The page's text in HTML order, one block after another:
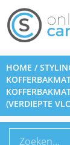
HOME /
(VERDIEPTE